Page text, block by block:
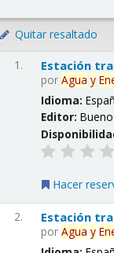
Quitar resaltado
1. Estación
porAgua y
Idioma:
Editor:
Hacer
2. Estación
porAgua y